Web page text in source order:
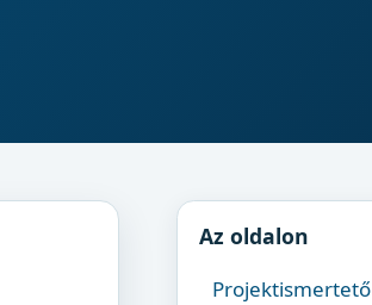
Az oldalon
Projektismertető